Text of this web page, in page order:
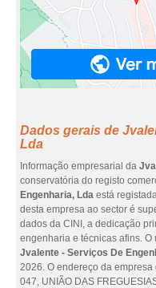
Dados gerais de
Lda
Informação empresarial da
conservatória do registo
Engenharia, Lda está
desta empresa ao sector é
dados da CINI, a dedicação
engenharia e técnicas afins.
Jvalente - Serviços De
2026. O endereço da empresa
047, UNIÃO DAS